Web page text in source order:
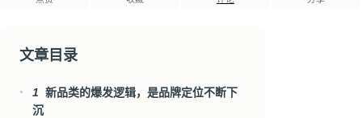
文章目录
● 1 新品类的爆发逻辑，是品牌定位不断下
沉